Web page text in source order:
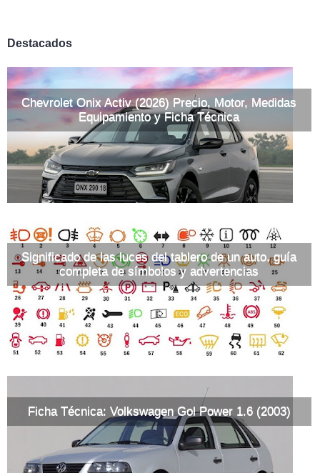
Destacados
Chevrolet Onix Activ (2026) Precio, Motor, Medidas
Equipamiento y Ficha Técnica
Significado de las luces del tablero de un auto, guía
completa de símbolos y advertencias
Ficha Técnica: Volkswagen Gol Power 1.6 (2003)